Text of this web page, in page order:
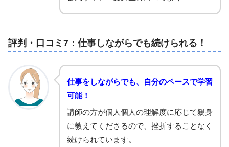
評判・口コミ7：仕事しながらでも続けられる！
仕事をしながらでも、自分のペースで学習
可能！
講師の方が個人個人の理解度に応じて親身
に教えてくださるので、挫折することなく
続けられています。